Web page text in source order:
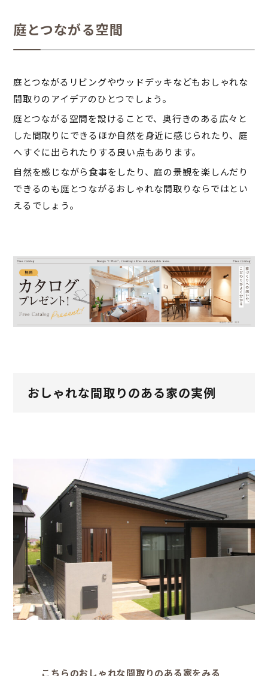
庭とつながる空間
庭とつながるリビングやウッドデッキなどもおしゃれな
間取りのアイデアのひとつでしょう。
庭とつながる空間を設けることで、奥行きのある広々と
した間取りにできるほか自然を身近に感じられたり、庭
へすぐに出られたりする良い点もあります。
自然を感じながら食事をしたり、庭の景観を楽しんだり
できるのも庭とつながるおしゃれな間取りならではとい
えるでしょう。
おしゃれな間取りのある家の実例
こちらのおしゃれな間取りのある家をみる